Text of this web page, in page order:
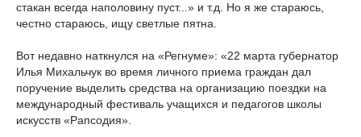
стакан всегда наполовину пуст...» и т.д. Но я же стараюсь,
честно стараюсь, ищу светлые пятна.
Вот недавно наткнулся на «Регнуме»: «22 марта губернатор
Илья Михальчук во время личного приема граждан дал
поручение выделить средства на организацию поездки на
международный фестиваль учащихся и педагогов школы
искусств «Рапсодия».